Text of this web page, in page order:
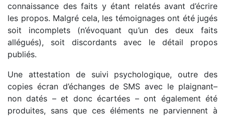
connaissance des faits y étant relatés avant d’écrire
les propos. Malgré cela, les témoignages ont été jugés
soit incomplets (n’évoquant qu’un des deux faits
allégués), soit discordants avec le détail propos
publiés.
Une attestation de suivi psychologique, outre des
copies écran d’échanges de SMS avec le plaignant–
non datés – et donc écartées – ont également été
produites, sans que ces éléments ne parviennent à